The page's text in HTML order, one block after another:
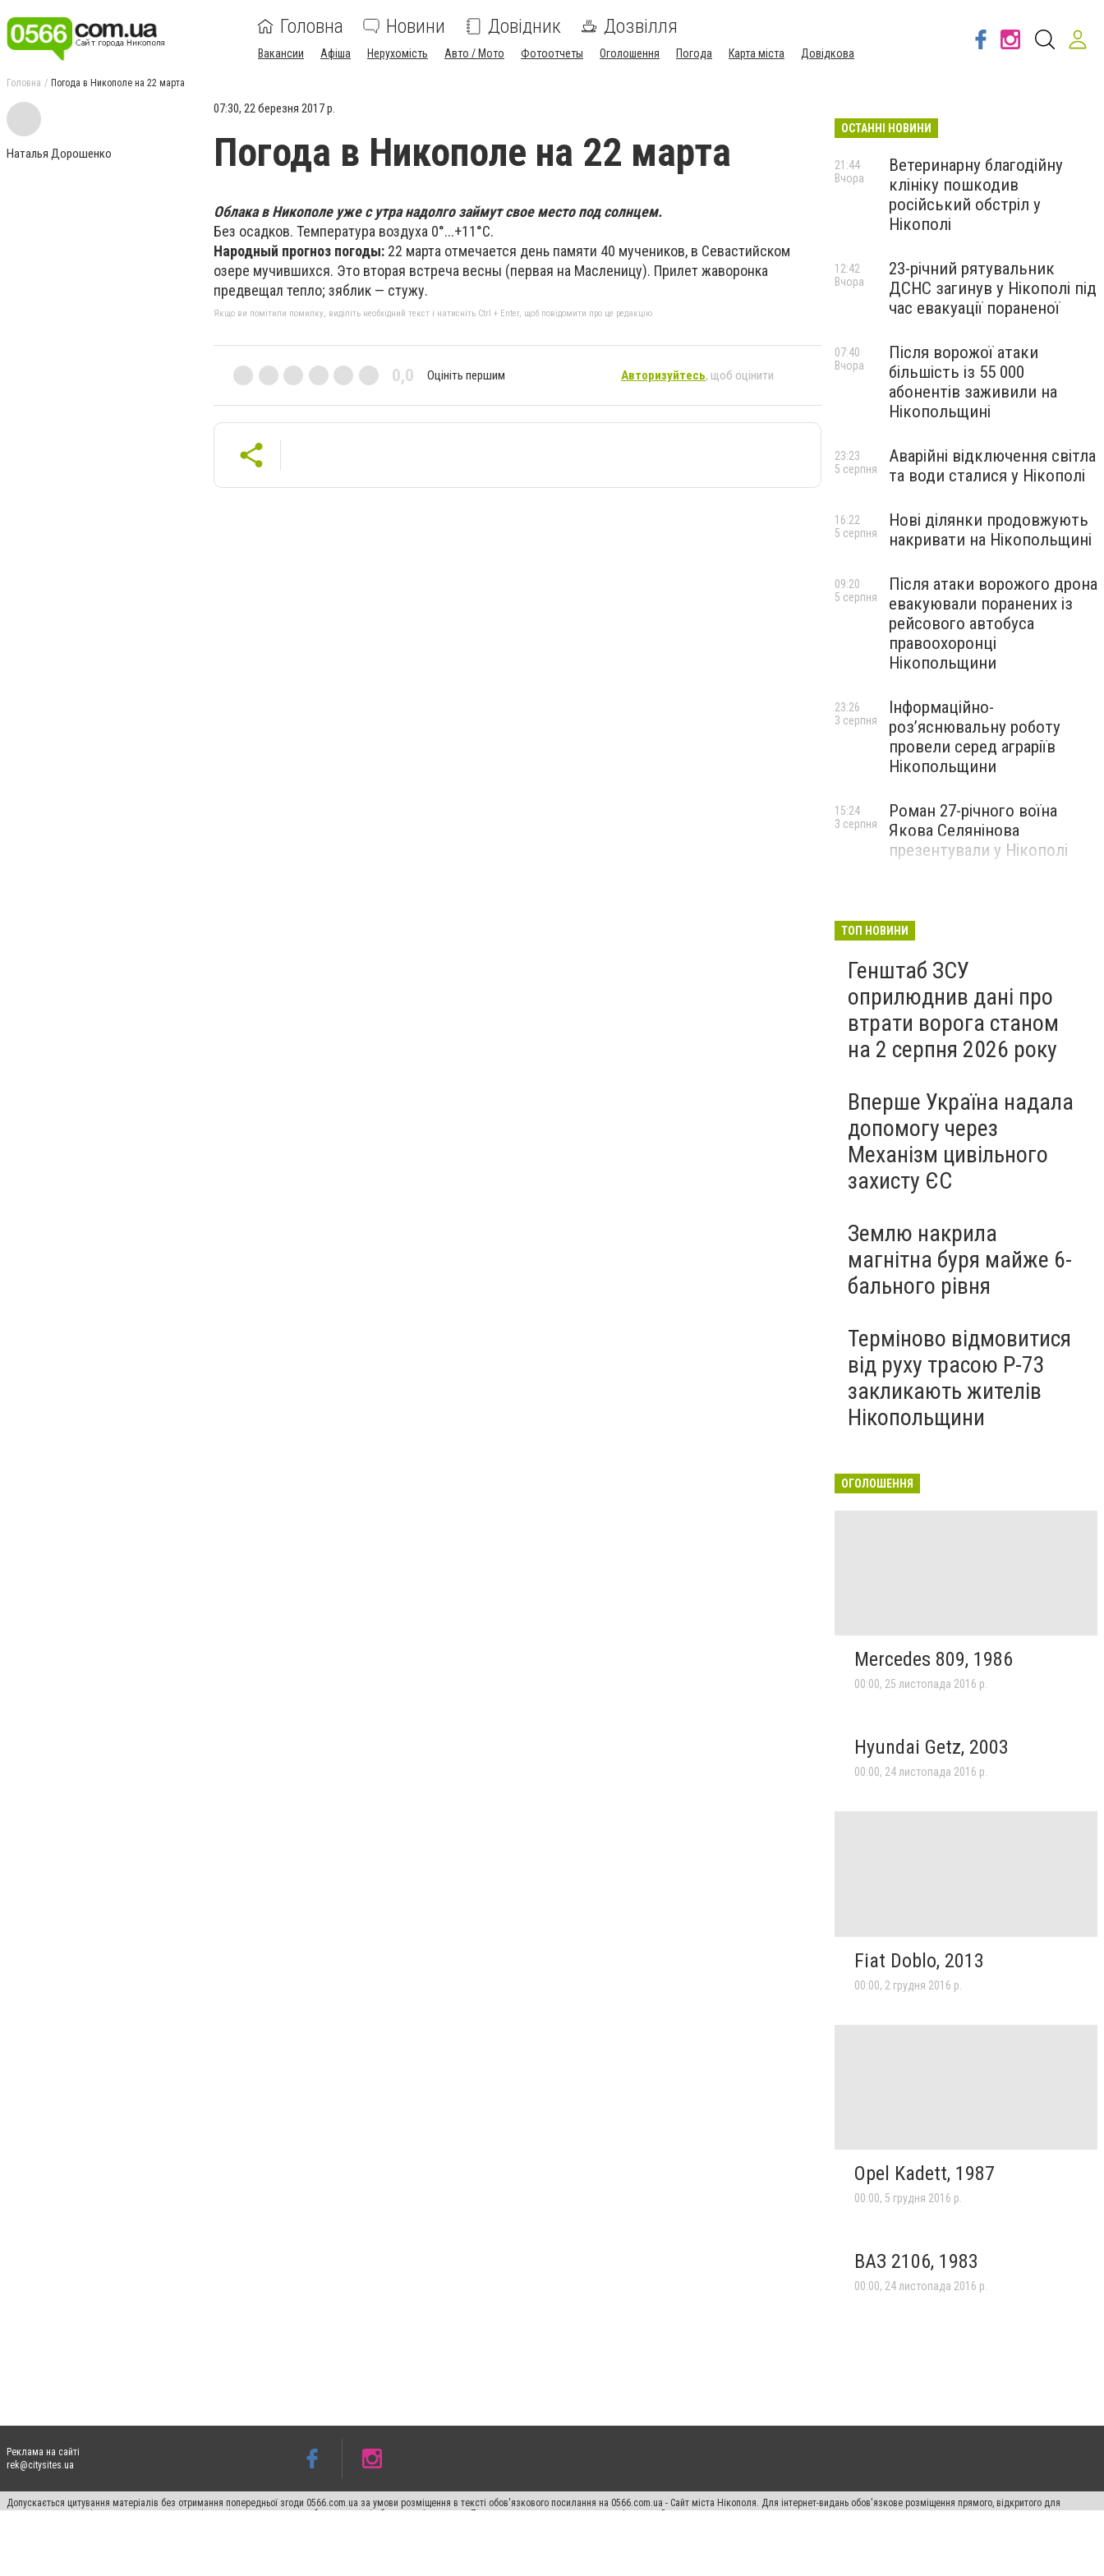
Головна Новини Довідник Дозвілля
Вакансии Афіша Нерухомість Авто / Мото Фотоотчеты Оголошення Погода Карта міста Довідкова
Головна Погода в Никополе на 22 марта
Наталья Дорошенко
07:30, 22 березня 2017 р.
Погода в Никополе на 22 марта
Облака в Никополе уже с утра надолго займут свое место под солнцем.
Без осадков. Температура воздуха 0°...+11°С.
Народный прогноз погоды: 22 марта отмечается день памяти 40 мучеников, в Севастийском
озере мучившихся. Это вторая встреча весны (первая на Масленицу). Прилет жаворонка
предвещал тепло; зяблик — стужу.
Якщо ви помітили помилку, виділіть необхідний текст і натисніть Ctrl + Enter, щоб повідомити про це редакцію
0,0 Оцініть першим Авторизуйтесь, щоб оцінити
ОСТАННІ НОВИНИ
Ветеринарну благодійну
клініку пошкодив
російський обстріл у
Нікополі
21:44
Вчора
23-річний рятувальник
ДСНС загинув у Нікополі під
час евакуації пораненої
12:42
Вчора
Після ворожої атаки
більшість із 55 000
абонентів заживили на
Нікопольщині
07:40
Вчора
Аварійні відключення світла
та води сталися у Нікополі
23:23
5 серпня
Нові ділянки продовжують
накривати на Нікопольщині
16:22
5 серпня
Після атаки ворожого дрона
евакуювали поранених із
рейсового автобуса
правоохоронці
Нікопольщини
09:20
5 серпня
Інформаційно-
роз’яснювальну роботу
провели серед аграріїв
Нікопольщини
23:26
3 серпня
Роман 27-річного воїна
Якова Селянінова
презентували у Нікополі
15:24
3 серпня
ТОП НОВИНИ
Генштаб ЗСУ
оприлюднив дані про
втрати ворога станом
на 2 серпня 2026 року
Вперше Україна надала
допомогу через
Механізм цивільного
захисту ЄС
Землю накрила
магнітна буря майже 6-
бального рівня
Терміново відмовитися
від руху трасою Р-73
закликають жителів
Нікопольщини
ОГОЛОШЕННЯ
Mercedes 809, 1986
00:00, 25 листопада 2016 р.
Hyundai Getz, 2003
00:00, 24 листопада 2016 р.
Fiat Doblo, 2013
00:00, 2 грудня 2016 р.
Opel Kadett, 1987
00:00, 5 грудня 2016 р.
ВАЗ 2106, 1983
00:00, 24 листопада 2016 р.
Реклама на сайті
rek@citysites.ua
Допускається цитування матеріалів без отримання попередньої згоди 0566.com.ua за умови розміщення в тексті обов'язкового посилання на 0566.com.ua - Сайт міста Нікополя. Для інтернет-видань обов'язкове розміщення прямого, відкритого для
пошукових систем гіперпосилання на цитовані статті не нижче другого абзацу в тексті або в якості джерела. Порушення виняткових прав переслідується Законом.